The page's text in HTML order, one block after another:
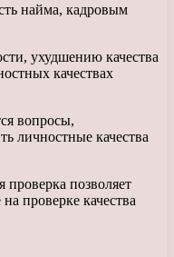
найма, кадровым
ухудшению качества
качествах
вопросы,
личностные качества
позволяет
проверке качества